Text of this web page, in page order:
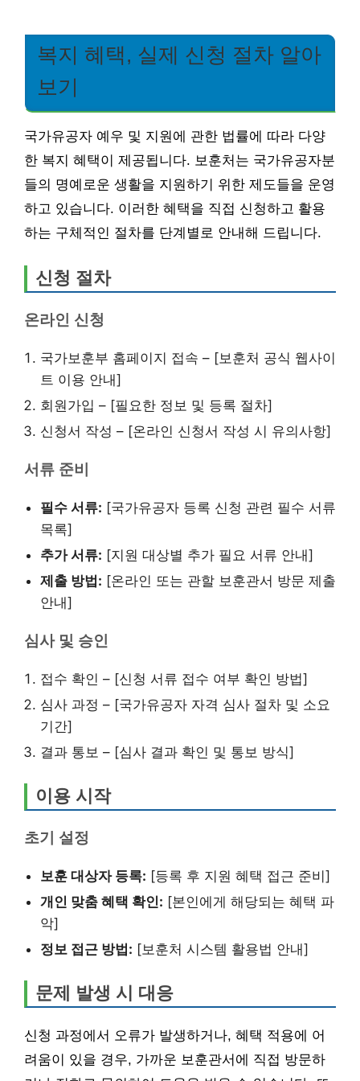
복지 혜택, 실제 신청 절차 알아
보기
국가유공자 예우 및 지원에 관한 법률에 따라 다양
한 복지 혜택이 제공됩니다. 보훈처는 국가유공자분
들의 명예로운 생활을 지원하기 위한 제도들을 운영
하고 있습니다. 이러한 혜택을 직접 신청하고 활용
하는 구체적인 절차를 단계별로 안내해 드립니다.
신청 절차
온라인 신청
국가보훈부 홈페이지 접속 – [보훈처 공식 웹사이
트 이용 안내]
회원가입 – [필요한 정보 및 등록 절차]
신청서 작성 – [온라인 신청서 작성 시 유의사항]
서류 준비
필수 서류: [국가유공자 등록 신청 관련 필수 서류
목록]
추가 서류: [지원 대상별 추가 필요 서류 안내]
제출 방법: [온라인 또는 관할 보훈관서 방문 제출
안내]
심사 및 승인
접수 확인 – [신청 서류 접수 여부 확인 방법]
심사 과정 – [국가유공자 자격 심사 절차 및 소요
기간]
결과 통보 – [심사 결과 확인 및 통보 방식]
이용 시작
초기 설정
보훈 대상자 등록: [등록 후 지원 혜택 접근 준비]
개인 맞춤 혜택 확인: [본인에게 해당되는 혜택 파
악]
정보 접근 방법: [보훈처 시스템 활용법 안내]
문제 발생 시 대응
신청 과정에서 오류가 발생하거나, 혜택 적용에 어
려움이 있을 경우, 가까운 보훈관서에 직접 방문하